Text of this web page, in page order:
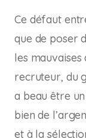
Ce défaut
que de poser
les
recruteur, du
a beau être
bien de
et à la